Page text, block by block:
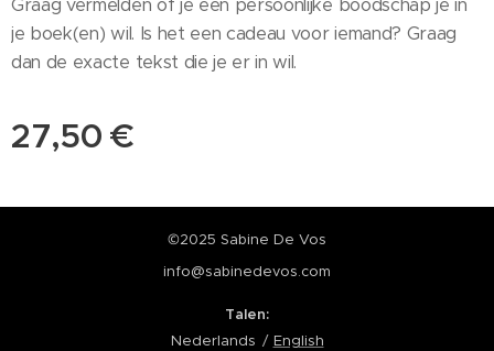
Graag vermelden of je een persoonlijke boodschap je in
je boek(en) wil. Is het een cadeau voor iemand? Graag
dan de exacte tekst die je er in wil.
27,50 €
©2025 Sabine De Vos
info@sabinedevos.com
Talen
Nederlands
English